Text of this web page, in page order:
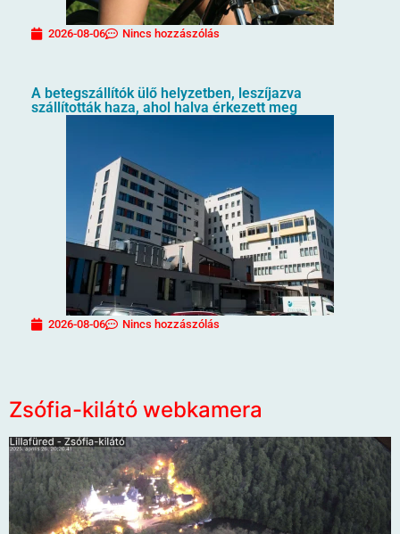
2026-08-06 Nincs hozzászólás
A betegszállítók ülő helyzetben, leszíjazva
szállították haza, ahol halva érkezett meg
2026-08-06 Nincs hozzászólás
Zsófia-kilátó webkamera